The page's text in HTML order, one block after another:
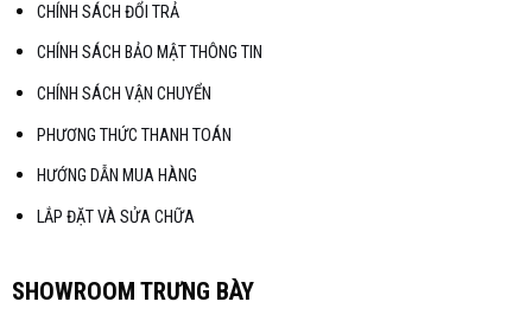
CHÍNH SÁCH ĐỔI TRẢ
CHÍNH SÁCH BẢO MẬT THÔNG TIN
CHÍNH SÁCH VẬN CHUYỂN
PHƯƠNG THỨC THANH TOÁN
HƯỚNG DẪN MUA HÀNG
LẮP ĐẶT VÀ SỬA CHỮA
SHOWROOM TRƯNG BÀY